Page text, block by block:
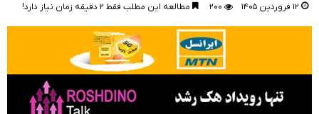
۱۲ فروردین ۱۴۰۵ ۲۰۰ مطالعه این مطلب فقط ۲ دقیقه زمان نیاز دارد!